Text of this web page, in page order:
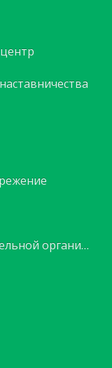
Методическая работа в образовательной организации